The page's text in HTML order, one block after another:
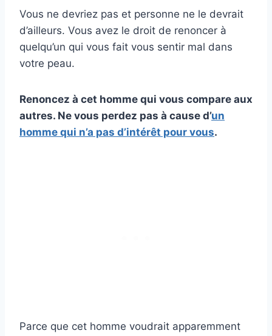
Vous ne devriez pas et personne ne le devrait
d’ailleurs. Vous avez le droit de renoncer à
quelqu’un qui vous fait vous sentir mal dans
votre peau.
Renoncez à cet homme qui vous compare aux
autres. Ne vous perdez pas à cause d’un
homme qui n’a pas d’intérêt pour vous.
Parce que cet homme voudrait apparemment